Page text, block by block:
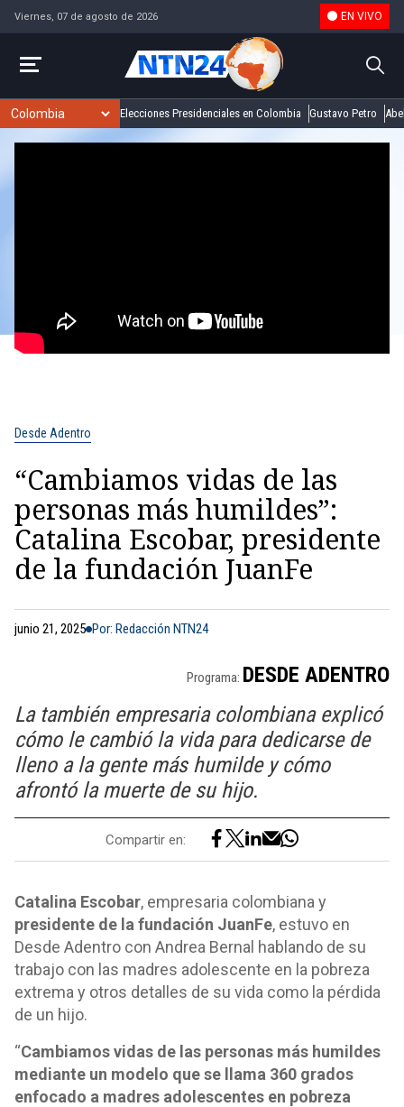
Viernes, 07 de agosto de 2026 EN VIVO
Elecciones Presidenciales en Colombia Gustavo Petro
Desde Adentro
“Cambiamos vidas de las
personas más humildes”:
Catalina Escobar, presidente
de la fundación JuanFe
junio 21, 2025 Por: Redacción NTN24
Programa: DESDE ADENTRO
La también empresaria colombiana explicó
cómo le cambió la vida para dedicarse de
lleno a la gente más humilde y cómo
afrontó la muerte de su hijo.
Compartir en:
Catalina Escobar, empresaria colombiana y
presidente de la fundación JuanFe, estuvo en
Desde Adentro con Andrea Bernal hablando de su
trabajo con las madres adolescente en la pobreza
extrema y otros detalles de su vida como la pérdida
de un hijo.
“Cambiamos vidas de las personas más humildes
mediante un modelo que se llama 360 grados
enfocado a madres adolescentes en pobreza